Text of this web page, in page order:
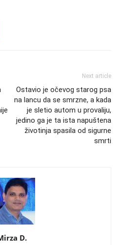
Next article
Ostavio je očevog starog psa
na lancu da se smrzne, a kada
je sletio autom u provaliju,
jedino ga je ta ista napuštena
životinja spasila od sigurne
smrti
D.